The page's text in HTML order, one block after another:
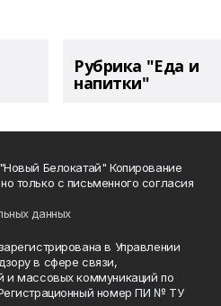
Рубрика "Еда и
напитки"
Белокатай" Копирование
только с письменного согласия
данных
в Управлении
в сфере связи,
и массовых коммуникаций по
номер ПИ № ТУ